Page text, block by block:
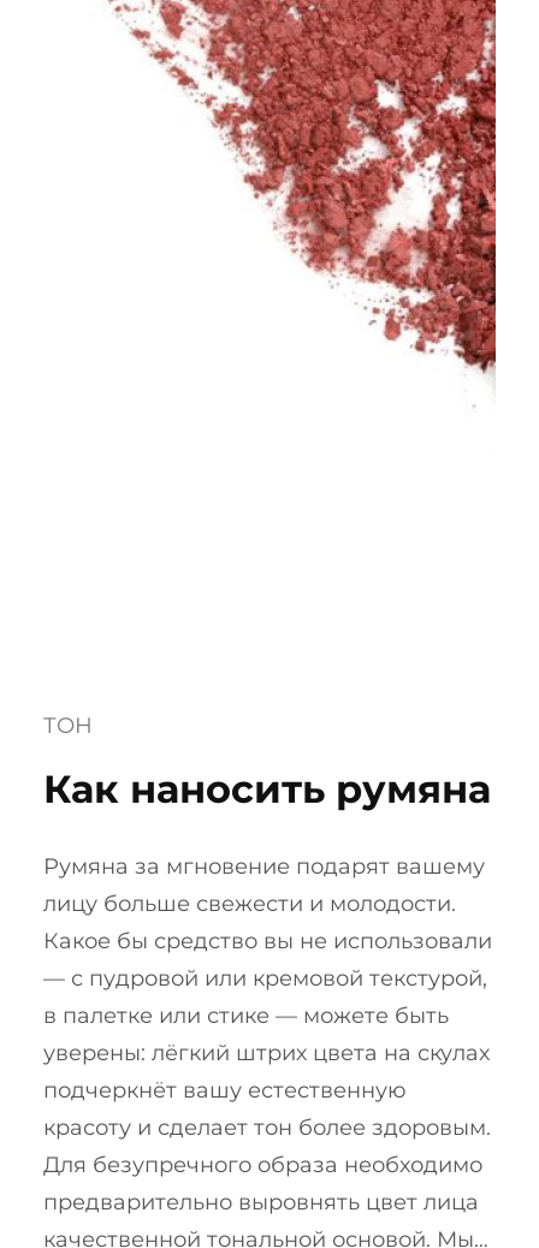
ТОН
Как наносить румяна
Румяна за мгновение подарят вашему
лицу больше свежести и молодости.
Какое бы средство вы не использовали
— с пудровой или кремовой текстурой,
в палетке или стике — можете быть
уверены: лёгкий штрих цвета на скулах
подчеркнёт вашу естественную
красоту и сделает тон более здоровым.
Для безупречного образа необходимо
предварительно выровнять цвет лица
качественной тональной основой. Мы…